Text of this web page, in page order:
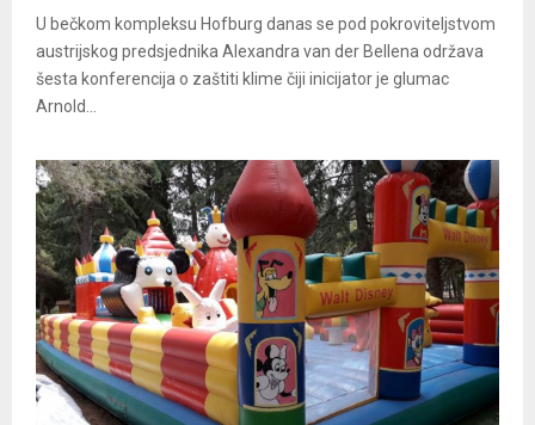
U bečkom kompleksu Hofburg danas se pod pokroviteljstvom
austrijskog predsjednika Alexandra van der Bellena održava
šesta konferencija o zaštiti klime čiji inicijator je glumac
Arnold...